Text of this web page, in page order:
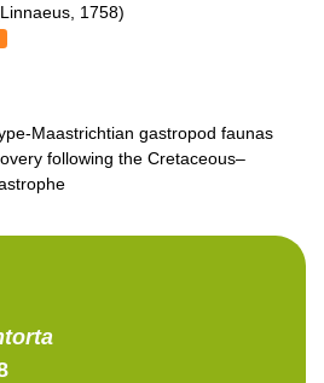
1758)
gastropod faunas
following the Cretaceous–